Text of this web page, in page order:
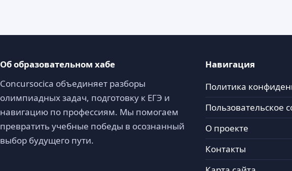
Об образовательном хабе
Concursocica объединяет разборы
олимпиадных задач, подготовку к ЕГЭ и
навигацию по профессиям. Мы помогаем
превратить учебные победы в осознанный
выбор будущего пути.
Навигация
Политика
Пользовательское
О проекте
Контакты